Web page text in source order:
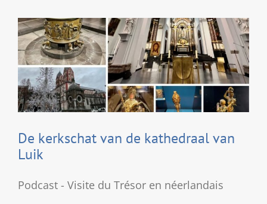
cathédrale
!
De kerkschat van de kathedraal van
Luik
Podcast - Visite du Trésor en néerlandais